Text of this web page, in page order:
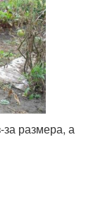
размера, а